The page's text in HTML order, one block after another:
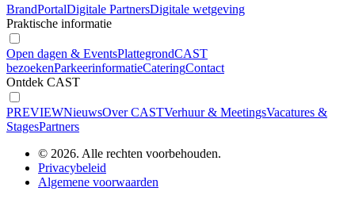
BrandPortalDigitale PartnersDigitale wetgeving
Praktische informatie
Open dagen & EventsPlattegrondCAST
bezoekenParkeerinformatieCateringContact
Ontdek CAST
PREVIEWNieuwsOver CASTVerhuur & MeetingsVacatures &
StagesPartners
© 2026. Alle rechten voorbehouden.
Privacybeleid
Algemene voorwaarden